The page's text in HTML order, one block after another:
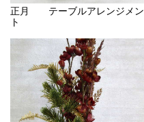
正月 テーブルアレンジメン
ト